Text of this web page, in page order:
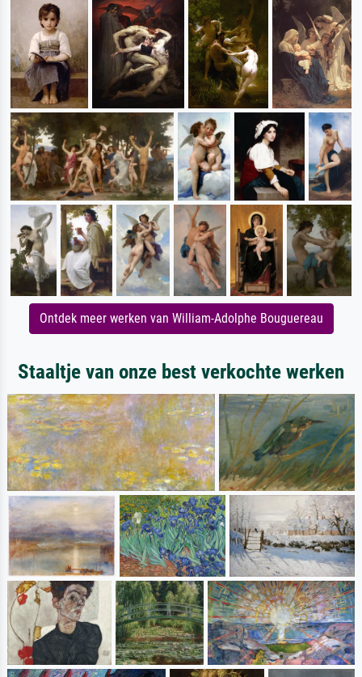
Ontdek meer werken van William-Adolphe Bouguereau
Staaltje van onze best verkochte werken